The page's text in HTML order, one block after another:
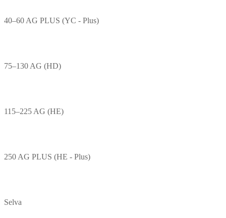
40–60 AG PLUS (YC - Plus)
75–130 AG (HD)
115–225 AG (HE)
250 AG PLUS (HE - Plus)
Selva